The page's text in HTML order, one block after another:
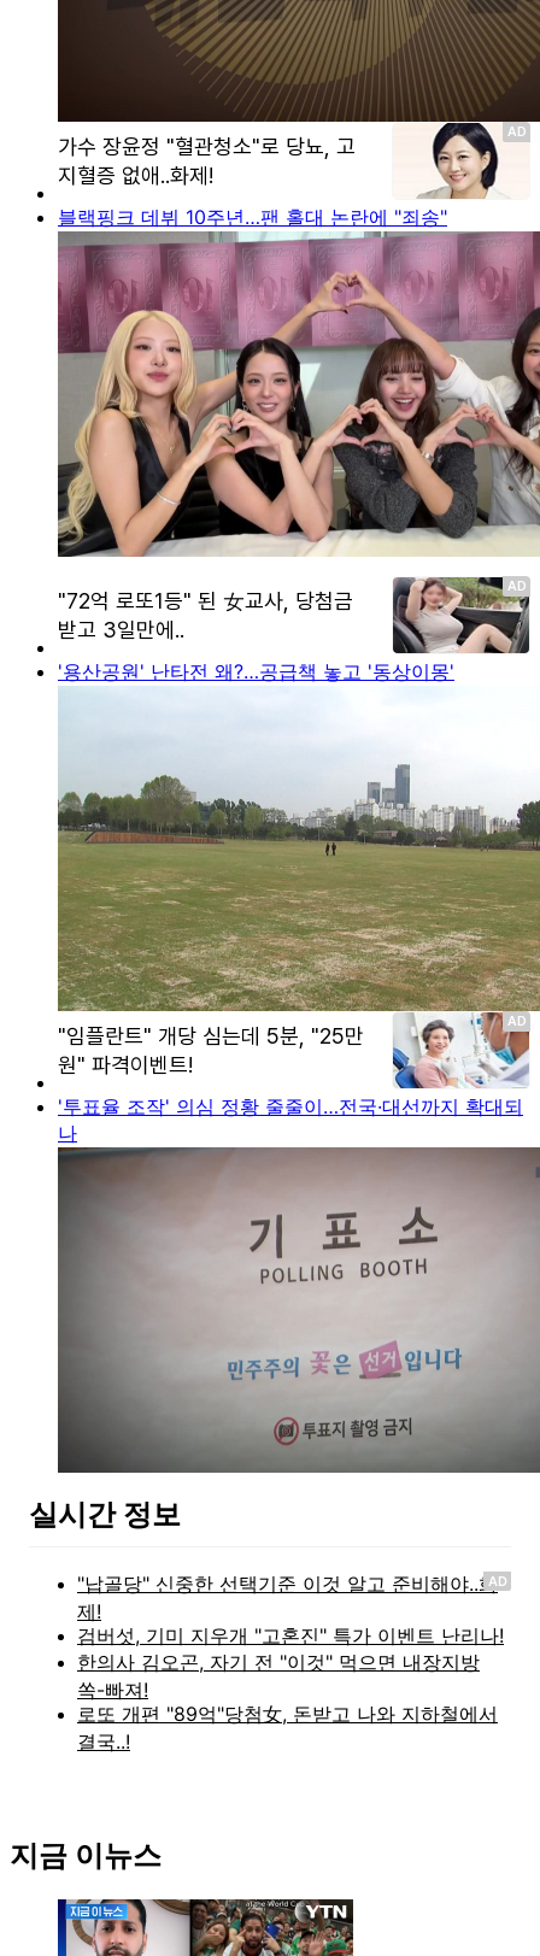
블랙핑크 데뷔 10주년…팬 홀대 논란에 "죄송"
'용산공원' 난타전 왜?…공급책 놓고 '동상이몽'
'투표율 조작' 의심 정황 줄줄이…전국·대선까지 확대되
나
실시간 정보
AD
지금 이뉴스